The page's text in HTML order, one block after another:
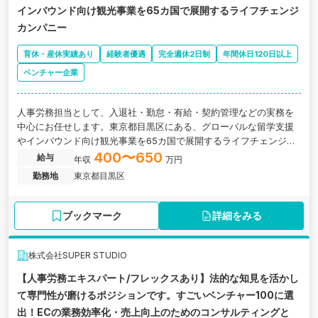
インバウンド向け観光事業を65カ国で展開するライフチェンジ
カンパニー
育休・産休実績あり 経験者優遇 完全週休2日制
年間休日120日以上
ベンチャー企業
人事労務担当として、入退社・勤怠・有給・契約管理などの実務を
中心にお任せします。東京都目黒区にある、グローバルな留学支援
やインバウンド向け観光事業を65カ国で展開するライフチェンジカ
ンパニーの求人です。
給与 年収 400〜650 万円
勤務地
東京都目黒区
ブックマーク 詳細をみる
株式会社SUPER STUDIO
【人事労務エキスパート/フレックスあり】法的な知見を活かし
て専門性が磨けるポジションです。すごいベンチャー100に選
出！ECの業務効率化・売上向上のためのコンサルティングと